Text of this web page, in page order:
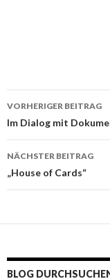
VORHERIGER BEITRAG
Im Dialog mit
NÄCHSTER BEITRAG
„House of Cards“
BLOG